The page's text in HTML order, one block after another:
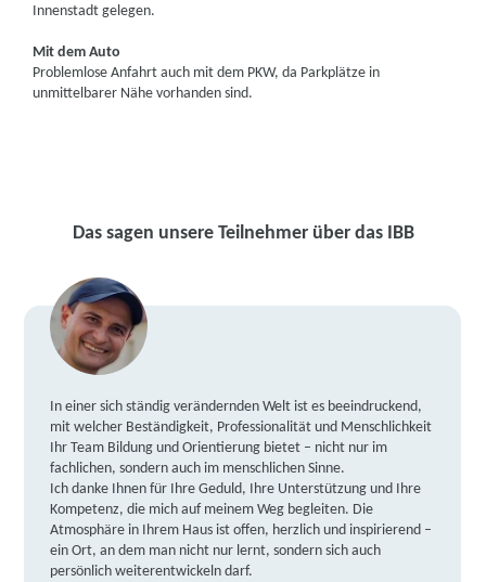
Innenstadt gelegen.
Mit dem Auto
Problemlose Anfahrt auch mit dem PKW, da Parkplätze in
unmittelbarer Nähe vorhanden sind.
Das sagen unsere Teilnehmer über das IBB
In einer sich ständig verändernden Welt ist es beeindruckend,
mit welcher Beständigkeit, Professionalität und Menschlichkeit
Ihr Team Bildung und Orientierung bietet – nicht nur im
fachlichen, sondern auch im menschlichen Sinne.
Ich danke Ihnen für Ihre Geduld, Ihre Unterstützung und Ihre
Kompetenz, die mich auf meinem Weg begleiten. Die
Atmosphäre in Ihrem Haus ist offen, herzlich und inspirierend –
ein Ort, an dem man nicht nur lernt, sondern sich auch
persönlich weiterentwickeln darf.